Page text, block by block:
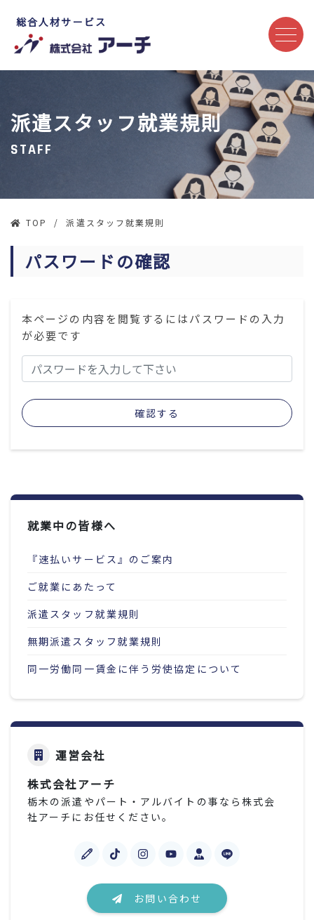
総合人材サービス
派遣スタッフ就業規則
STAFF
TOP 派遣スタッフ就業規則
パスワードの確認
本ページの内容を閲覧するにはパスワードの入力
が必要です
確認する
就業中の皆様へ
『速払いサービス』のご案内
ご就業にあたって
派遣スタッフ就業規則
無期派遣スタッフ就業規則
同一労働同一賃金に伴う労使協定について
運営会社
株式会社アーチ
栃木の派遣やパート・アルバイトの事なら株式会
社アーチにお任せください。
お問い合わせ